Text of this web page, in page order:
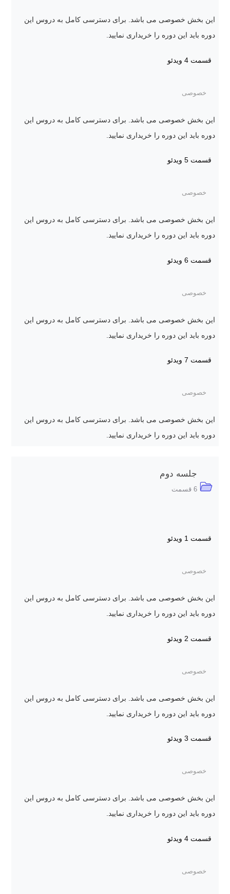
این بخش خصوصی می باشد. برای دسترسی کامل به دروس این
دوره باید این دوره را خریداری نمایید.
قسمت 4 ویدئو
خصوصی
این بخش خصوصی می باشد. برای دسترسی کامل به دروس این
دوره باید این دوره را خریداری نمایید.
قسمت 5 ویدئو
خصوصی
این بخش خصوصی می باشد. برای دسترسی کامل به دروس این
دوره باید این دوره را خریداری نمایید.
قسمت 6 ویدئو
خصوصی
این بخش خصوصی می باشد. برای دسترسی کامل به دروس این
دوره باید این دوره را خریداری نمایید.
قسمت 7 ویدئو
خصوصی
این بخش خصوصی می باشد. برای دسترسی کامل به دروس این
دوره باید این دوره را خریداری نمایید.
جلسه دوم
6 قسمت
قسمت 1 ویدئو
خصوصی
این بخش خصوصی می باشد. برای دسترسی کامل به دروس این
دوره باید این دوره را خریداری نمایید.
قسمت 2 ویدئو
خصوصی
این بخش خصوصی می باشد. برای دسترسی کامل به دروس این
دوره باید این دوره را خریداری نمایید.
قسمت 3 ویدئو
خصوصی
این بخش خصوصی می باشد. برای دسترسی کامل به دروس این
دوره باید این دوره را خریداری نمایید.
قسمت 4 ویدئو
خصوصی